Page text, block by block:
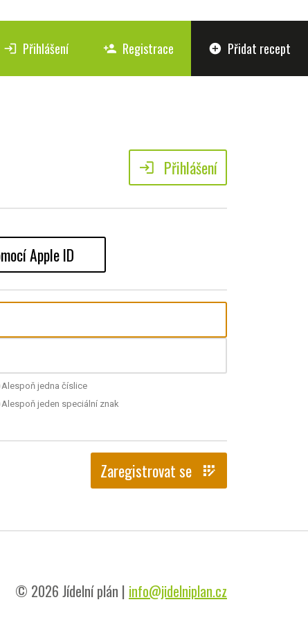
login Přihlášení person_add Registrace add_circle Přidat recept
login Přihlášení
Apple ID
Alespoň jedna číslice
Alespoň jeden speciální znak
Zaregistrovat se app_registration
© 2026 Jídelní plán | info@jidelniplan.cz